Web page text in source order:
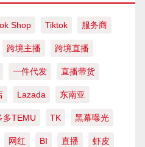
Shop Tiktok 服务商
跨境主播 跨境直播
一件代发 直播带货
Lazada 东南亚
多TEMU TK 黑幕曝光
网红 BI 直播 虾皮